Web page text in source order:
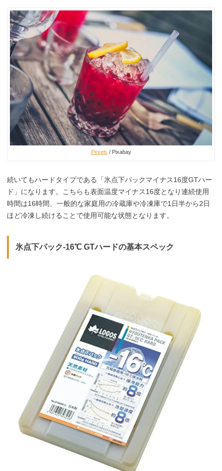
Pexels / Pixabay
続いてもハードタイプである「氷点下パックマイナス16度GTハー
ド」になります。こちらも表面温度マイナス16度となり連続使用
時間は16時間、一般的な家庭用の冷蔵庫や冷凍庫で1日半から2日
ほど冷凍し続けることで使用可能な状態となります。
氷点下パック-16℃ GTハードの基本スペック